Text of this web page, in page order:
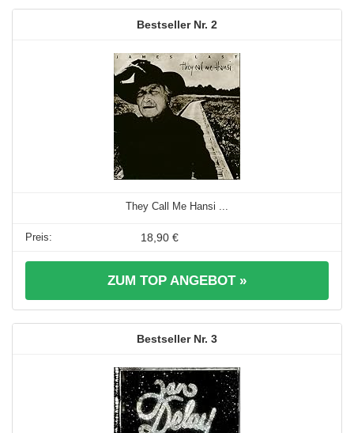
2
They Call Me Hansi ...
18,90 €
ZUM TOP ANGEBOT »
3